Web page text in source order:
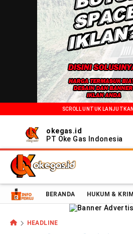
SCROLL UNTUK
okegas.id
PT Oke Gas Indonesia
Oke Gas Indonesia | Energi Positif
BERANDA HUKUM &
HEADLINE